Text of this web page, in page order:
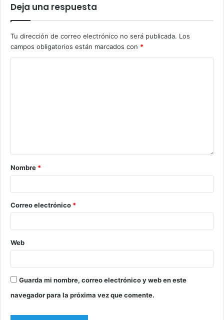
Deja una respuesta
Tu dirección de correo electrónico no será publicada. Los
campos obligatorios están marcados con *
Nombre *
Correo electrónico *
Web
Guarda mi nombre, correo electrónico y web en este
navegador para la próxima vez que comente.